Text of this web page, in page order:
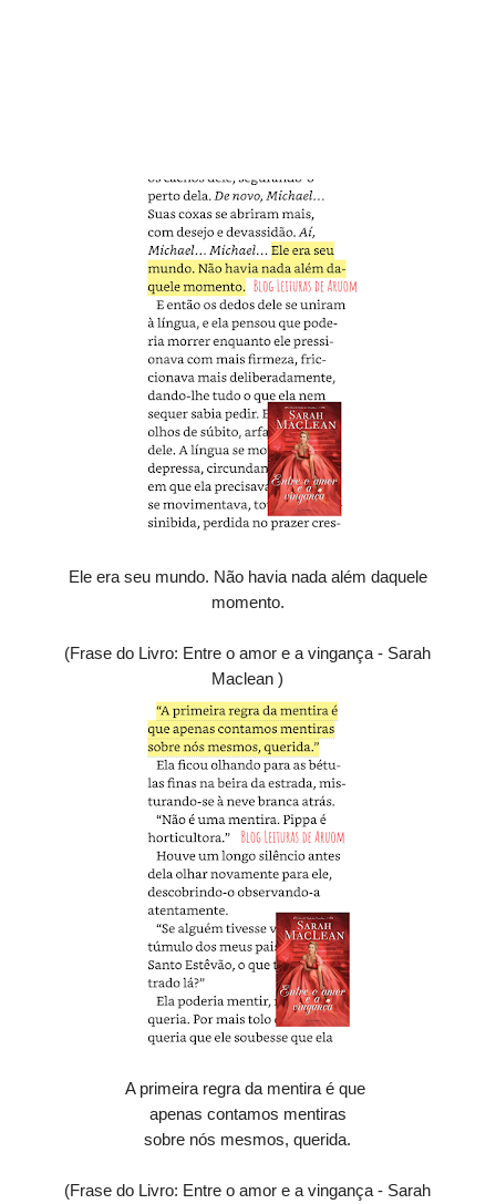
Ele era seu mundo. Não havia nada além daquele
momento.
(Frase do Livro: Entre o amor e a vingança - Sarah
Maclean )
A primeira regra da mentira é que
apenas contamos mentiras
sobre nós mesmos, querida.
(Frase do Livro: Entre o amor e a vingança - Sarah